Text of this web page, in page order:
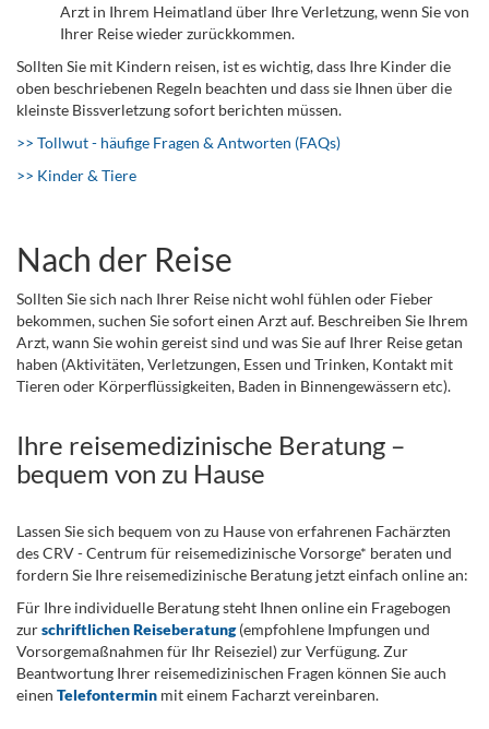
Arzt in Ihrem Heimatland über Ihre Verletzung, wenn Sie von
Ihrer Reise wieder zurückkommen.
Sollten Sie mit Kindern reisen, ist es wichtig, dass Ihre Kinder die
oben beschriebenen Regeln beachten und dass sie Ihnen über die
kleinste Bissverletzung sofort berichten müssen.
>> Tollwut - häufige Fragen & Antworten (FAQs)
>> Kinder & Tiere
Nach der Reise
Sollten Sie sich nach Ihrer Reise nicht wohl fühlen oder Fieber
bekommen, suchen Sie sofort einen Arzt auf. Beschreiben Sie Ihrem
Arzt, wann Sie wohin gereist sind und was Sie auf Ihrer Reise getan
haben (Aktivitäten, Verletzungen, Essen und Trinken, Kontakt mit
Tieren oder Körperflüssigkeiten, Baden in Binnengewässern etc).
Ihre reisemedizinische Beratung –
bequem von zu Hause
Lassen Sie sich bequem von zu Hause von erfahrenen Fachärzten
des CRV - Centrum für reisemedizinische Vorsorge* beraten und
fordern Sie Ihre reisemedizinische Beratung jetzt einfach online an:
Für Ihre individuelle Beratung steht Ihnen online ein Fragebogen
zurschriftlichen Reiseberatung(empfohlene Impfungen und
Vorsorgemaßnahmen für Ihr Reiseziel) zur Verfügung. Zur
Beantwortung Ihrer reisemedizinischen Fragen können Sie auch
einen Telefontermin mit einem Facharzt vereinbaren.